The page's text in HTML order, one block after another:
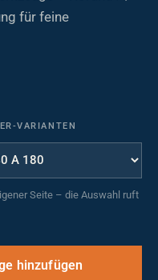
für feine
VARIANTEN
Seite – die Auswahl ruft